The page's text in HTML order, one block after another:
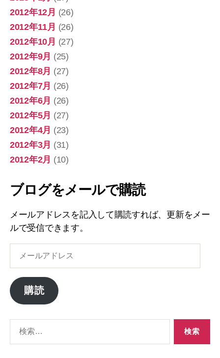
2012年12月 (26)
2012年11月 (26)
2012年10月 (27)
2012年9月 (25)
2012年8月 (27)
2012年7月 (26)
2012年6月 (26)
2012年5月 (27)
2012年4月 (23)
2012年3月 (31)
2012年2月 (10)
ブログをメールで購読
メールアドレスを記入して購読すれば、更新をメー
ルで受信できます。
ア
ド
ス
購読